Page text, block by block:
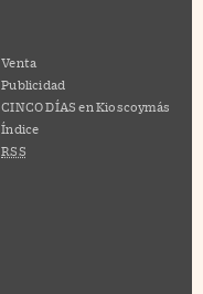
Venta
Publicidad
CINCO DÍAS en Kioscoymás
Índice
RSS